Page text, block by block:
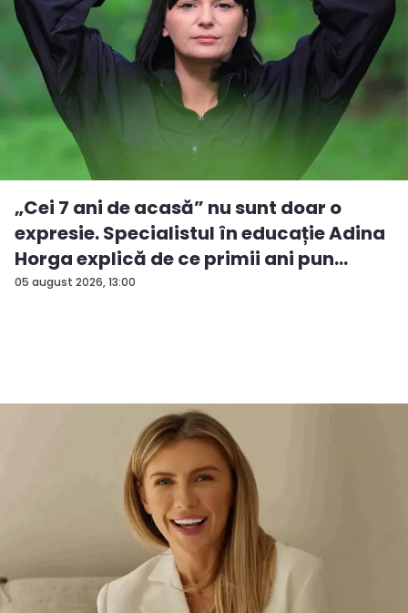
05 august 2026, 13:00
„Cei 7 ani de acasă” nu sunt doar o
expresie. Specialistul în educație Adina
Horga explică de ce primii ani pun
baze...